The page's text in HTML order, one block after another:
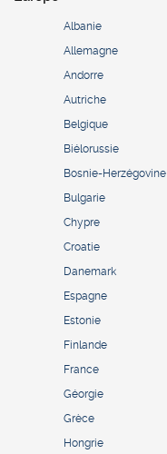
Albanie
Allemagne
Andorre
Autriche
Belgique
Biélorussie
Bosnie-Herzégovine
Bulgarie
Chypre
Croatie
Danemark
Espagne
Estonie
Finlande
France
Géorgie
Grèce
Hongrie